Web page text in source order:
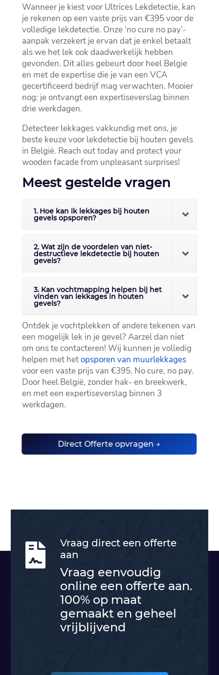
Wanneer je kiest voor Ultrices Lekdetectie, kan
je rekenen op een vaste prijs van €395 voor de
volledige lekdetectie.​ Onze ‘no cure no pay’-
aanpak verzekert je ervan dat je enkel betaalt
als we het lek ook daadwerkelijk hebben
gevonden.​ Dit alles gebeurt door heel Belgie
en met de expertise die je van een VCA
gecertificeerd bedrijf mag verwachten.​ Mooier
nog: je ontvangt een expertiseverslag binnen
drie werkdagen.​
Detecteer lekkages vakkundig met ons, je
beste keuze voor lekdetectie bij houten gevels
in België.​ Reach out today and protect your
wooden facade from unpleasant surprises!
Meest gestelde vragen
1. Hoe kan ik lekkages bij houten
gevels opsporen?
2. Wat zijn de voordelen van niet-
destructieve lekdetectie bij houten
gevels?
3. Kan vochtmapping helpen bij het
vinden van lekkages in houten
gevels?
Ontdek je vochtplekken of andere tekenen van
een mogelijk lek in je gevel? Aarzel dan niet
om ons te contacteren! Wij kunnen je volledig
helpen met hetopsporen van muurlekkages
voor een vaste prijs van €395.​ No cure, no pay.​
Door heel België, zonder hak- en breekwerk,
en met een expertiseverslag binnen 3
werkdagen.​
Direct Offerte opvragen →

Vraag direct een offerte
aan
Vraag eenvoudig
online een offerte aan.
100% op maat
gemaakt en geheel
vrijblijvend